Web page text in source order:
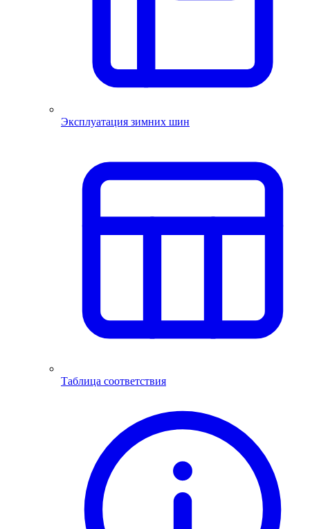
Эксплуатация зимних шин
Таблица соответствия